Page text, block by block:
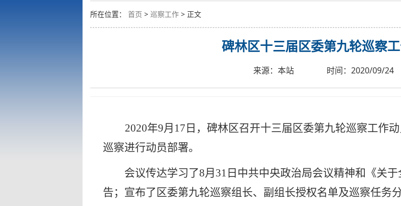
所在位置： 首页 > 巡察工作 > 正文
碑林区十三届区委第九轮巡察
来源：本站 时间：2020/09/24
2020年9月17日，碑林区召开十三届区委第九轮巡察工作
巡察进行动员部署。
会议传达学习了8月31日中共中央政治局会议精神和《关
告；宣布了区委第九轮巡察组长、副组长授权名单及巡察任务分